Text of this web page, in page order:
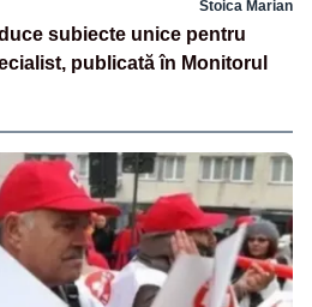
Stoica Marian
subiecte unice pentru
publicată în Monitorul